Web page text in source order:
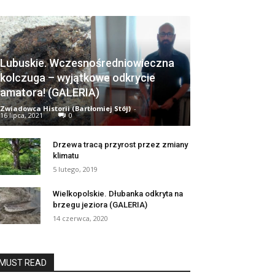
Lubuskie. Wczesnośredniowieczna
kolczuga – wyjątkowe odkrycie
amatora! (GALERIA)
Zwiadowca Historii (Bartłomiej Stój) -
16 lipca, 2021 0
Drzewa tracą przyrost przez zmiany
klimatu
5 lutego, 2019
Wielkopolskie. Dłubanka odkryta na
brzegu jeziora (GALERIA)
14 czerwca, 2020
READ